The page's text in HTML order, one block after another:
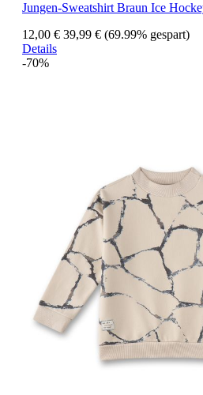
Jungen-Sweatshirt Braun Ice
12,00 € 39,99 € (69.99% gespart)
Details
-70%